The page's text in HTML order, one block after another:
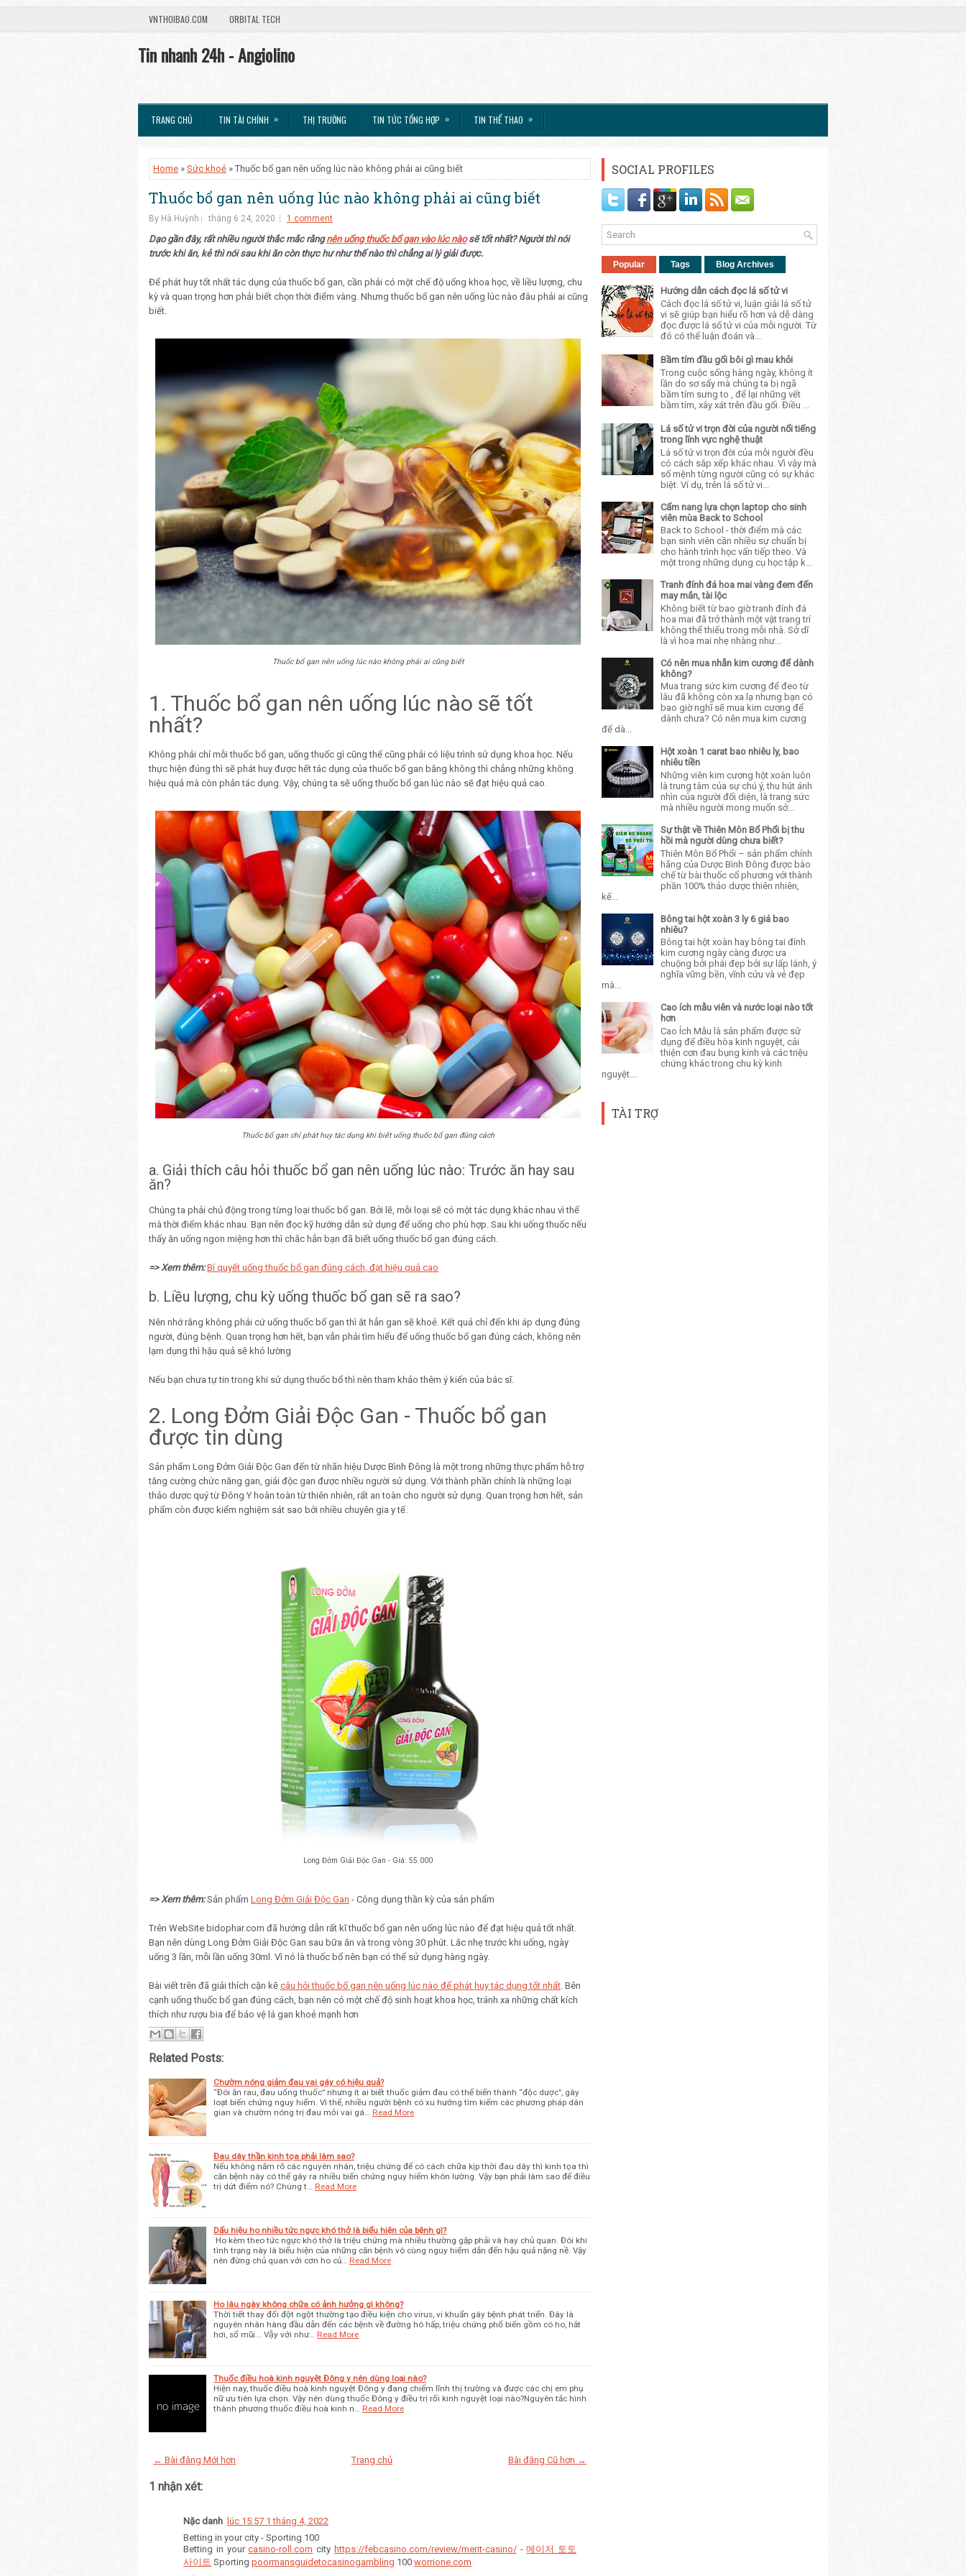
VNTHOIBAO.COM ORBITAL TECH
Tin nhanh 24h - Angiolino
TRANG CHỦ TIN TÀI CHÍNH » THỊ TRƯỜNG TIN TỨC TỔNG HỢP » TIN THỂ THAO »
Home » Sức khoẻ » Thuốc bổ gan nên uống lúc nào không phải ai cũng biết
Thuốc bổ gan nên uống lúc nào không phải ai cũng biết
By Hà Huỳnh tháng 6 24, 2020 1 comment
Dạo gần đây, rất nhiều người thắc mắc rằngnên uống thuốc bổ gan vào lúc nàosẽ tốt nhất? Người thì nói
trước khi ăn, kẻ thì nói sau khi ăn còn thực hư như thế nào thì chẳng ai lý giải được.
Để phát huy tốt nhất tác dụng của thuốc bổ gan, cần phải có một chế độ uống khoa học, về liều lượng, chu
kỳ và quan trọng hơn phải biết chọn thời điểm vàng. Nhưng thuốc bổ gan nên uống lúc nào đâu phải ai cũng
biết.
Thuốc bổ gan nên uống lúc nào không phải ai cũng biết
1. Thuốc bổ gan nên uống lúc nào sẽ tốt
nhất?
Không phải chỉ mỗi thuốc bổ gan, uống thuốc gì cũng thế cũng phải có liệu trình sử dụng khoa học. Nếu
thực hiện đúng thì sẽ phát huy được hết tác dụng của thuốc bổ gan bằng không thì chẳng những không
hiệu quả mà còn phản tác dụng. Vậy, chúng ta sẽ uống thuốc bổ gan lúc nào sẽ đạt hiệu quả cao.
Thuốc bổ gan chỉ phát huy tác dụng khi biết uống thuốc bổ gan đúng cách
a. Giải thích câu hỏi thuốc bổ gan nên uống lúc nào: Trước ăn hay sau
ăn?
Chúng ta phải chủ động trong từng loại thuốc bổ gan. Bởi lẽ, mỗi loại sẽ có một tác dụng khác nhau vì thế
mà thời điểm khác nhau. Bạn nên đọc kỹ hướng dẫn sử dụng để uống cho phù hợp. Sau khi uống thuốc nếu
thấy ăn uống ngon miệng hơn thì chắc hẳn bạn đã biết uống thuốc bổ gan đúng cách.
=> Xem thêm: Bí quyết uống thuốc bổ gan đúng cách, đạt hiệu quả cao
b. Liều lượng, chu kỳ uống thuốc bổ gan sẽ ra sao?
Nên nhớ rằng không phải cứ uống thuốc bổ gan thì ắt hẳn gan sẽ khoẻ. Kết quả chỉ đến khi áp dụng đúng
người, đúng bệnh. Quan trọng hơn hết, bạn vẫn phải tìm hiểu để uống thuốc bổ gan đúng cách, không nên
lạm dụng thì hậu quả sẽ khó lường
Nếu bạn chưa tự tin trong khi sử dụng thuốc bổ thì nên tham khảo thêm ý kiến của bác sĩ.
2. Long Đởm Giải Độc Gan - Thuốc bổ gan
được tin dùng
Sản phẩm Long Đởm Giải Độc Gan đến từ nhãn hiệu Dược Bình Đông là một trong những thực phẩm hỗ trợ
tăng cường chức năng gan, giải độc gan được nhiều người sử dụng. Với thành phần chính là những loại
thảo dược quý từ Đông Y hoàn toàn từ thiên nhiên, rất an toàn cho người sử dụng. Quan trọng hơn hết, sản
phẩm còn được kiểm nghiệm sát sao bởi nhiều chuyên gia y tế.
Long Đởm Giải Độc Gan - Giá: 55.000
=> Xem thêm:Sản phẩm Long Đởm Giải Độc Gan - Công dụng thần kỳ của sản phẩm
Trên WebSite bidophar.com đã hướng dẫn rất kĩ thuốc bổ gan nên uống lúc nào để đạt hiệu quả tốt nhất.
Bạn nên dùng Long Đởm Giải Độc Gan sau bữa ăn và trong vòng 30 phút. Lắc nhẹ trước khi uống, ngày
uống 3 lần, mỗi lần uống 30ml. Vì nó là thuốc bổ nên bạn có thể sử dụng hàng ngày.
Bài viết trên đã giải thích cặn kẽ câu hỏi thuốc bổ gan nên uống lúc nào để phát huy tác dụng tốt nhất. Bên
cạnh uống thuốc bổ gan đúng cách, bạn nên có một chế độ sinh hoạt khoa học, tránh xa những chất kích
thích như rượu bia để bảo vệ lá gan khoẻ mạnh hơn
Related Posts:
Chườm nóng giảm đau vai gáy có hiệu quả?
“Đói ăn rau, đau uống thuốc” nhưng ít ai biết thuốc giảm đau có thể biến thành “độc dược”, gây
loạt biến chứng nguy hiểm. Vì thế, nhiều người bệnh có xu hướng tìm kiếm các phương pháp dân
gian và chườm nóng trị đau mỏi vai gá…
Read More
Đau dây thần kinh tọa phải làm sao?
Nếu không nắm rõ các nguyên nhân, triệu chứng để có cách chữa kịp thời đau dây thì kinh tọa thì
căn bệnh này có thể gây ra nhiều biến chứng nguy hiểm khôn lường. Vậy bạn phải làm sao để điều
trị dứt điểm nó? Chúng t…
Read More
Dấu hiệu ho nhiều tức ngực khó thở là biểu hiện của bệnh gì?
Ho kèm theo tức ngực khó thở là triệu chứng mà nhiều thường gặp phải và hay chủ quan. Đôi khi
tình trạng này là biểu hiện của những căn bệnh vô cùng nguy hiểm dẫn đến hậu quả nặng nề. Vậy
nên đừng chủ quan với cơn ho củ…
Read More
Ho lâu ngày không chữa có ảnh hưởng gì không?
Thời tiết thay đổi đột ngột thường tạo điều kiện cho virus, vi khuẩn gây bệnh phát triển. Đây là
nguyên nhân hàng đầu dẫn đến các bệnh về đường hô hấp, triệu chứng phổ biến gồm có ho, hắt
hơi, sổ mũi... Vậy với như…
Read More
Thuốc điều hoà kinh nguyệt Đông y nên dùng loại nào?
Hiện nay, thuốc điều hoà kinh nguyệt Đông y đang chiếm lĩnh thị trường và được các chị em phụ
nữ ưu tiên lựa chọn. Vậy nên dùng thuốc Đông y điều trị rối kinh nguyệt loại nào?Nguyên tắc hình
thành phương thuốc điều hoà kinh n…
Read More
← Bài đăng Mới hơn Bài đăng Cũ hơn →
Trang chủ
1 nhận xét:
Nặc danh lúc 15:57 1 tháng 4, 2022
Betting in your city - Sporting 100
Betting in yourcasino-roll.com city https://febcasino.com/review/merit-casino/-메이저 토토
사이트 Sporting poormansguidetocasinogambling 100 worrione.com
SOCIAL PROFILES
Popular Tags Blog Archives
Hướng dẫn cách đọc lá số tử vi
Cách đọc lá số tử vi, luận giải lá số tử
vi sẽ giúp bạn hiểu rõ hơn và dễ dàng
đọc được lá số tử vi của mỗi người. Từ
đó có thể luận đoán và...
Bầm tím đầu gối bôi gì mau khỏi
Trong cuộc sống hàng ngày, không ít
lần do sơ sẩy mà chúng ta bị ngã
bầm tím sưng to , để lại những vết
bầm tím, xây xát trên đầu gối. Điều ...
Lá số tử vi trọn đời của người nổi tiếng
trong lĩnh vực nghệ thuật
Lá số tử vi trọn đời của mỗi người đều
có cách sắp xếp khác nhau. Vì vậy mà
số mệnh từng người cũng có sự khác
biệt. Ví dụ, trên lá số tử vi...
Cẩm nang lựa chọn laptop cho sinh
viên mùa Back to School
Back to School - thời điểm mà các
bạn sinh viên cần nhiều sự chuẩn bị
cho hành trình học vấn tiếp theo. Và
một trong những dụng cụ học tập k...
Tranh đính đá hoa mai vàng đem đến
may mắn, tài lộc
Không biết từ bao giờ tranh đính đá
hoa mai đã trở thành một vật trang trí
không thể thiếu trong mỗi nhà. Sở dĩ
là vì hoa mai nhẹ nhàng như...
Có nên mua nhẫn kim cương để dành
không?
Mua trang sức kim cương để đeo từ
lâu đã không còn xa lạ nhưng bạn có
bao giờ nghĩ sẽ mua kim cương để
dành chưa? Có nên mua kim cương
để dà...
Hột xoàn 1 carat bao nhiêu ly, bao
nhiêu tiền
Những viên kim cương hột xoàn luôn
là trung tâm của sự chú ý, thu hút ánh
nhìn của người đối diện, là trang sức
mà nhiều người mong muốn sở...
Sự thật về Thiên Môn Bổ Phổi bị thu
hồi mà người dùng chưa biết?
Thiên Môn Bổ Phổi – sản phẩm chính
hãng của Dược Bình Đông được bào
chế từ bài thuốc cổ phương với thành
phần 100% thảo dược thiên nhiên,
kế...
Bông tai hột xoàn 3 ly 6 giá bao
nhiêu?
Bông tai hột xoàn hay bông tai đính
kim cương ngày càng được ưa
chuộng bởi phái đẹp bởi sự lấp lánh, ý
nghĩa vững bền, vĩnh cửu và vẻ đẹp
mà...
Cao ích mẫu viên và nước loại nào tốt
hơn
Cao Ích Mẫu là sản phẩm được sử
dụng để điều hòa kinh nguyệt, cải
thiện cơn đau bụng kinh và các triệu
chứng khác trong chu kỳ kinh
nguyệt....
TÀI TRỢ